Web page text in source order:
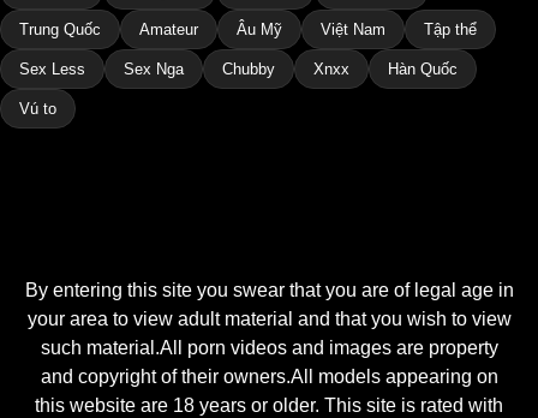
Trung Quốc Amateur Âu Mỹ Việt Nam Tập thể
Sex Less Sex Nga Chubby Xnxx Hàn Quốc
Vú to
By entering this site you swear that you are of legal age in
your area to view adult material and that you wish to view
such material.All porn videos and images are property
and copyright of their owners.All models appearing on
this website are 18 years or older. This site is rated with